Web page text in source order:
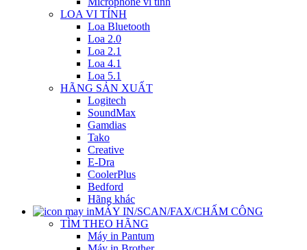
LOA VI TÍNH
Loa Bluetooth
Loa 2.0
Loa 2.1
Loa 4.1
Loa 5.1
HÃNG SẢN XUẤT
Logitech
SoundMax
Gamdias
Tako
Creative
E-Dra
CoolerPlus
Bedford
Hãng khác
MÁY IN/SCAN/FAX/CHẤM CÔNG
TÌM THEO HÃNG
Máy in Pantum